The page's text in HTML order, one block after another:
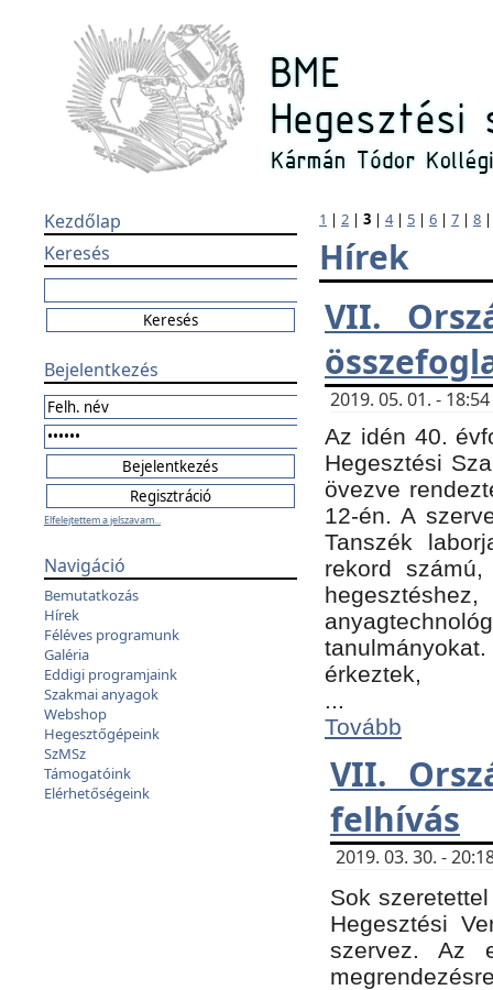
Kezdőlap
Keresés
Bejelentkezés
Elfelejtettem a jelszavam...
Navigáció
Bemutatkozás
Hírek
Féléves programunk
Galéria
Eddigi programjaink
Szakmai anyagok
Webshop
Hegesztőgépeink
SzMSz
Támogatóink
Elérhetőségeink
1 | 2 | 3 | 4| 5 | 6 | 7 | 8
Hírek
VII.
2019. 05. 01. -
Az idén 40.
Hegesztési
övezve
12-én. A
Tanszék
rekord
érkeztek,
...
Tovább
VII.
felhívás
2019. 03. 30. -
Sok
Hegesztési
szervez. Az